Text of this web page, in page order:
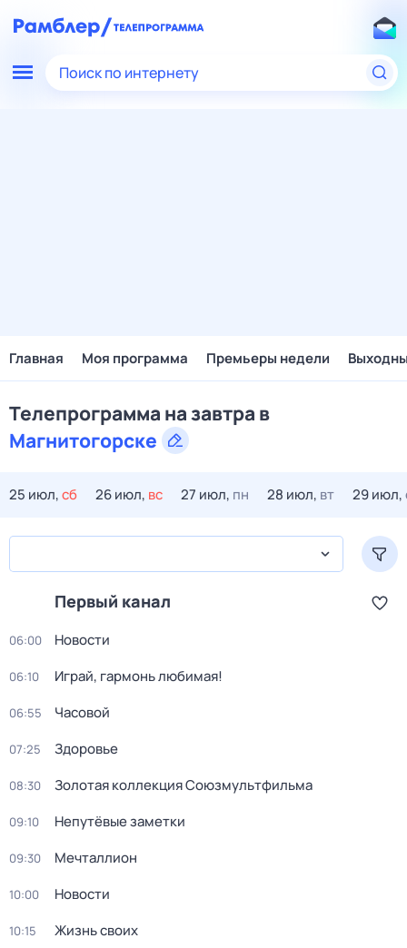
Поиск по интернету
Главная Моя программа Премьеры недели
Телепрограмма на завтра в
Магнитогорске
25 июл,сб 26 июл, вс 27 июл, пн 28 июл, вт 29 июл,
Первый канал
06:00 Новости
06:10 Играй, гармонь любимая!
06:55 Часовой
07:25 Здоровье
08:30 Золотая коллекция Союзмультфильма
09:10 Непутёвые заметки
09:30 Мечталлион
10:00 Новости
10:15 Жизнь своих